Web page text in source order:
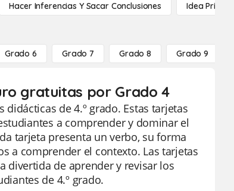
Hacer Inferencias Y Sacar Conclusiones Idea
Grado 6 Grado 7 Grado 8 Grado 9
gratuitas por Grado 4
de 4.º grado. Estas tarjetas
a comprender y dominar el
tarjeta presenta un verbo, su forma
a comprender el contexto. Las tarjetas
divertida de aprender y revisar los
de 4.º grado.